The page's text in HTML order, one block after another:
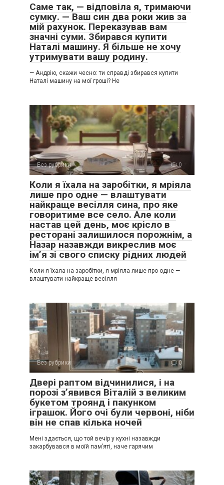
Саме так, — відповіла я, тримаючи
сумку. — Ваш син два роки жив за
мій рахунок. Переказував вам
значні суми. Збирався купити
Наталі машину. Я більше не хочу
утримувати вашу родину.
— Андрію, скажи чесно: ти справді збирався купити
Наталі машину на мої гроші? Не
Без рубрики 0
Коли я їхала на заробітки, я мріяла
лише про одне — влаштувати
найкраще весілля сина, про яке
говоритиме все село. Але коли
настав цей день, моє крісло в
ресторані залишилося порожнім, а
Назар назавжди викреслив моє
ім’я зі свого списку рідних людей
Коли я їхала на заробітки, я мріяла лише про одне —
влаштувати найкраще весілля
Без рубрики 0
Двері раптом відчинилися, і на
порозі з’явився Віталій з великим
букетом троянд і пакунком
іграшок. Його очі були червоні, ніби
він не спав кілька ночей
Мені здається, що той вечір у кухні назавжди
закарбувався в моїй пам’яті, наче гарячим